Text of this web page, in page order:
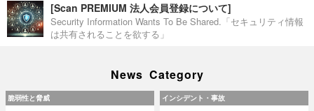
[Scan PREMIUM 法人会員登録について]
Security Information Wants To Be Shared.「セキュリティ情報
は共有されることを欲する」
News Category
脆弱性と脅威 インシデント・事故